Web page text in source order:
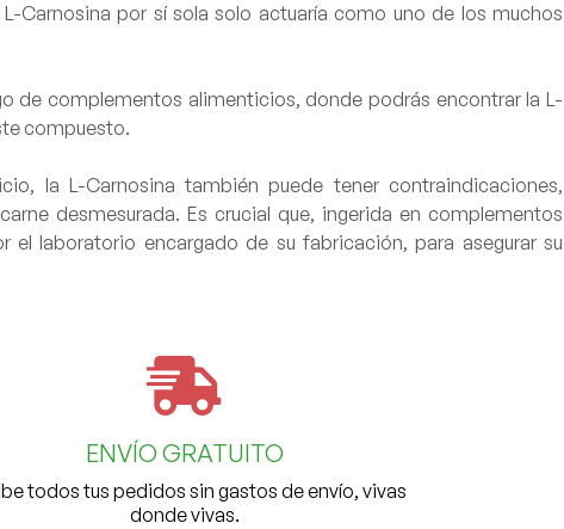
Carnosina por sí sola solo actuaría como uno de los muchos
de complementos alimenticios, donde podrás encontrar la L-
compuesto.
la L-Carnosina también puede tener contraindicaciones,
desmesurada. Es crucial que, ingerida en complementos
el laboratorio encargado de su fabricación, para asegurar su
ENVÍO GRATUITO
todos tus pedidos sin gastos de envío, vivas
donde vivas.